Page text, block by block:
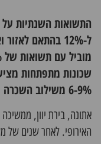
ל-12% בהתאם
שכונות מתפתחות
6-9% משילוב השכרה ועליית ערך הנכס
אתונה, בירת יוון,
האירופי. לאחר שנים של